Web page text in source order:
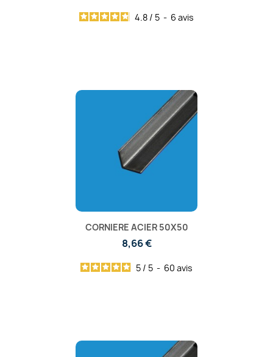
4.8 / 5 - 6 avis
CORNIERE ACIER 50X50
8,66 €
5 / 5 - 60 avis